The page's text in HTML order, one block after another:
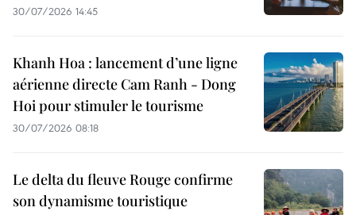
30/07/2026 14:45
Khanh Hoa : lancement d’une ligne
aérienne directe Cam Ranh - Dong
Hoi pour stimuler le tourisme
30/07/2026 08:18
Le delta du fleuve Rouge confirme
son dynamisme touristique